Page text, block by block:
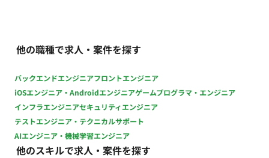
他の職種で求人・案件を探す
バックエンドエンジニアフロントエンジニア
iOSエンジニア・Androidエンジニアゲームプログラマ・エンジニア
インフラエンジニアセキュリティエンジニア
テストエンジニア・テクニカルサポート
AIエンジニア・機械学習エンジニア
他のスキルで求人・案件を探す